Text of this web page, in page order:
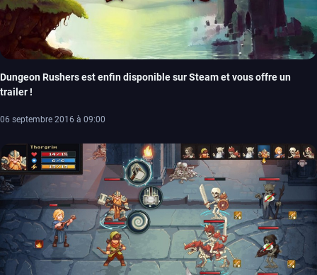
Dungeon Rushers est enfin disponible sur Steam et vous offre un
trailer !
06 septembre 2016 à 09:00